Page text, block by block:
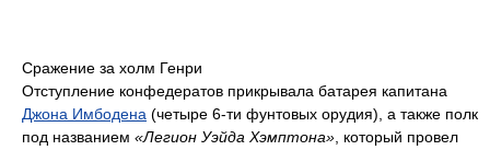
Сражение за холм Генри
Отступление конфедератов прикрывала батарея капитана
Джона Имбодена (четыре 6-ти фунтовых орудия), а также полк
под названием «Легион Уэйда Хэмптона» , который провел